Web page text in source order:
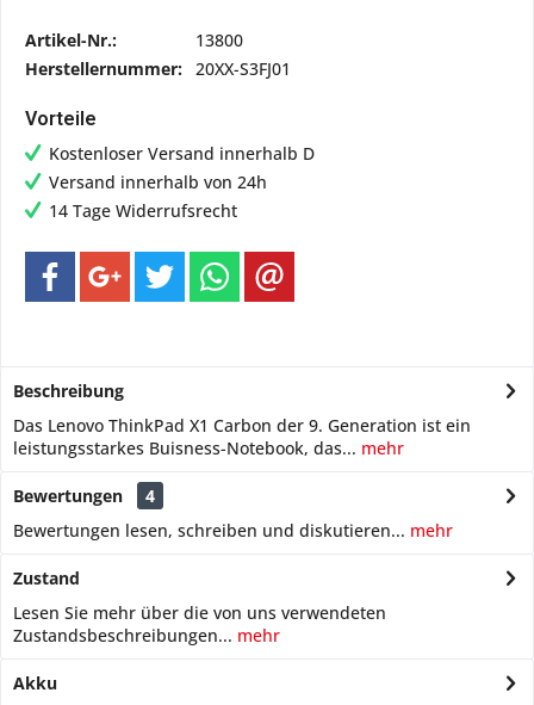
Artikel-Nr.:
13800
Herstellernummer: 20XX-S3FJ01
Vorteile
Kostenloser Versand innerhalb D
Versand innerhalb von 24h
14 Tage Widerrufsrecht
Beschreibung
Das Lenovo ThinkPad X1 Carbon der 9. Generation ist ein
leistungsstarkes Buisness-Notebook, das... mehr
Bewertungen
4
Bewertungen lesen, schreiben und diskutieren... mehr
Zustand
Lesen Sie mehr über die von uns verwendeten
Zustandsbeschreibungen... mehr
Akku